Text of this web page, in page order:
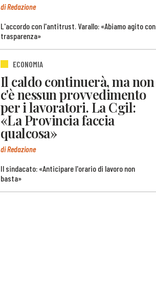
di Redazione
L'accordo con l'antitrust. Varallo: «Abiamo agito con
trasparenza»
ECONOMIA
Il caldo continuerà, ma non
c'è nessun provvedimento
per i lavoratori. La Cgil:
«La Provincia faccia
qualcosa»
di Redazione
Il sindacato: «Anticipare l'orario di lavoro non
basta»